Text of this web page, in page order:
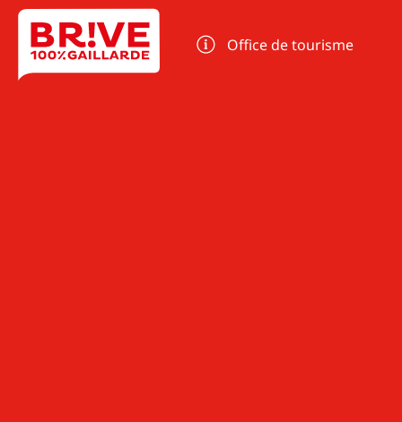
Panneau de gestion des cookies
Office de tourisme